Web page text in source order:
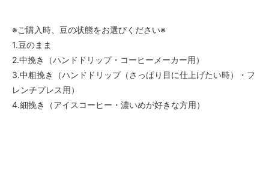
※ご購入時、豆の状態をお選びください※
1.豆のまま
2.中挽き（ハンドドリップ・コーヒーメーカー用）
3.中粗挽き（ハンドドリップ（さっぱり目に仕上げたい時）・フ
レンチプレス用）
4.細挽き（アイスコーヒー・濃いめが好きな方用）